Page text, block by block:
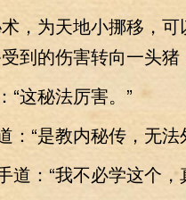
为天地小挪移，可
到的伤害转向一头
秘法厉害。”
“是教内秘传，无法
“我不必学这个，